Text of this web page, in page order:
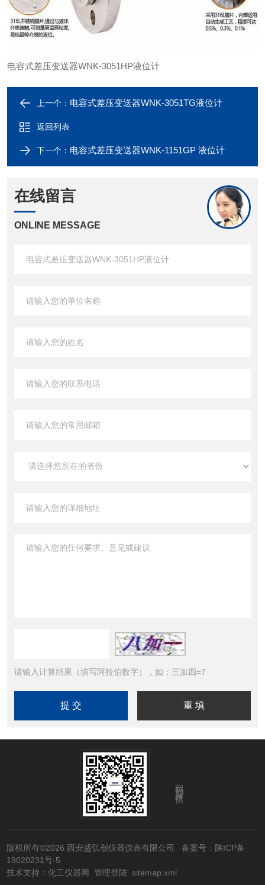
电容式差压变送器WNK-3051HP液位计
上一个： 电容式差压变送器WNK-3051TG液位计
返回列表
下一个： 电容式差压变送器WNK-1151GP 液位计
在线留言
ONLINE MESSAGE
请输入计算结果（填写阿拉伯数字），如：三加四=7
扫码加微信
版权所有©2026 西安盛弘创仪器仪表有限公司 备案号：陕ICP备
19020231号-5
技术支持：化工仪器网 管理登陆 sitemap.xml